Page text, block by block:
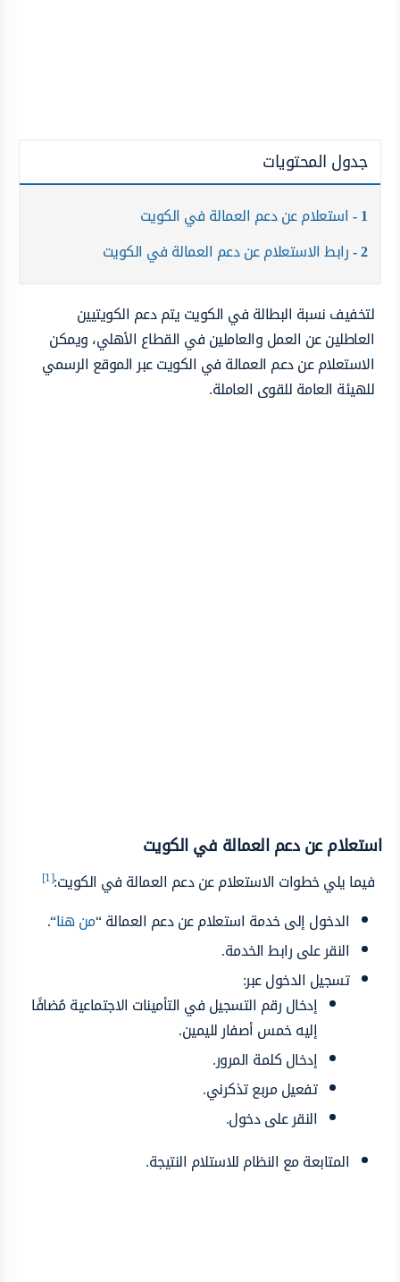
جدول المحتويات
1 استعلام عن دعم العمالة في الكويت
2 رابط الاستعلام عن دعم العمالة في الكويت
لتخفيف نسبة البطالة في الكويت يتم دعم الكويتيين
العاطلين عن العمل والعاملين في القطاع الأهلي، ويمكن
الاستعلام عن دعم العمالة في الكويت عبر الموقع الرسمي
للهيئة العامة للقوى العاملة.
استعلام عن دعم العمالة في الكويت
فيما يلي خطوات الاستعلام عن دعم العمالة في الكويت:[1]
الدخول إلى خدمة استعلام عن دعم العمالة “من هنا“.
النقر على رابط الخدمة.
تسجيل الدخول عبر:
إدخال رقم التسجيل في التأمينات الاجتماعية مُضافًا
إليه خمس أصفار لليمين.
إدخال كلمة المرور.
تفعيل مربع تذكرني.
النقر على دخول.
المتابعة مع النظام للاستلام النتيجة.